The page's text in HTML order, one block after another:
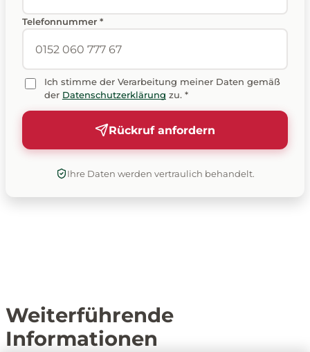
Telefonnummer *
Ich stimme der Verarbeitung meiner Daten gemäß
der Datenschutzerklärung zu. *
Rückruf anfordern
Ihre Daten werden vertraulich behandelt.
Weiterführende
Informationen